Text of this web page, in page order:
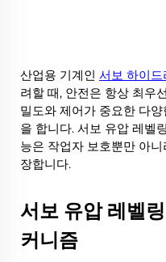
서
보
유
레
벨
산업용 기계인 서보 하이
려할 때, 안전은 항상 최우
밀도와 제어가 중요한 다
을 합니다. 서보 유압 레벨
능은 작업자 보호뿐만 아
장합니다.
서보 유압 레벨
커니즘